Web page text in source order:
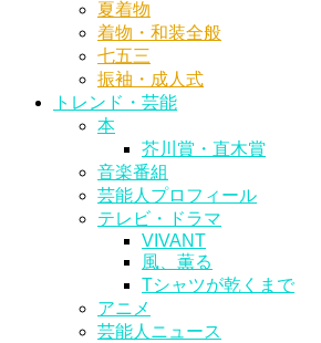
夏着物
着物・和装全般
七五三
振袖・成人式
トレンド・芸能
本
芥川賞・直木賞
音楽番組
芸能人プロフィール
テレビ・ドラマ
VIVANT
風、薫る
Tシャツが乾くまで
アニメ
芸能人ニュース